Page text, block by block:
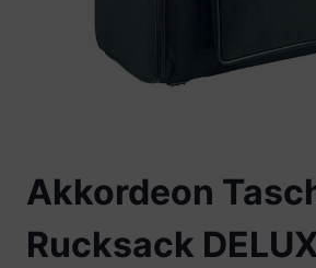
Akkordeon
Rucksack